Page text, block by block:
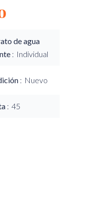
de agua
Individual
Nuevo
45